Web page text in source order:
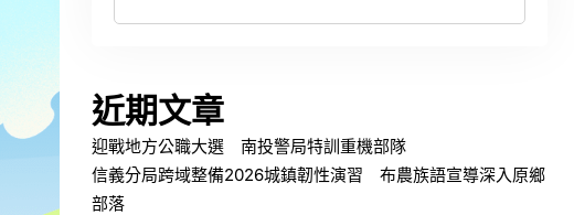
近期文章
迎戰地方公職大選 南投警局特訓重機部隊
信義分局跨域整備2026城鎮韌性演習 布農族語宣導深入原鄉
部落